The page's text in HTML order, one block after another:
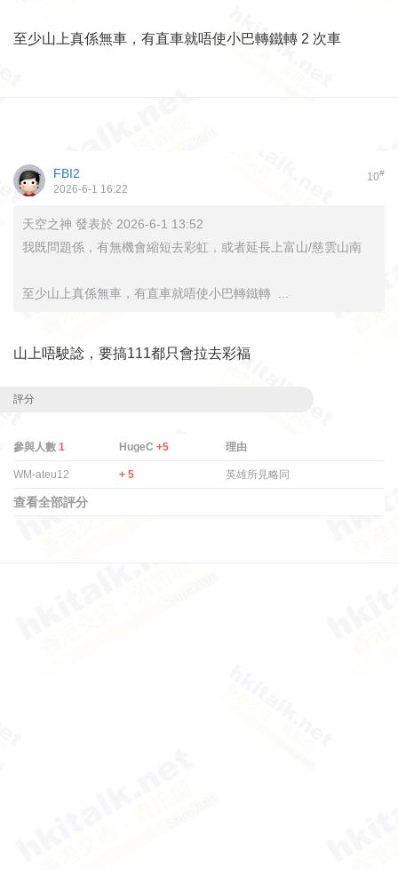
至少山上真係無車，有直車就唔使小巴轉鐵轉 2 次車
10#
FBI2
2026-6-1 16:22
天空之神 發表於 2026-6-1 13:52
我既問題係，有無機會縮短去彩虹，或者延長上富山/慈雲山南
至少山上真係無車，有直車就唔使小巴轉鐵轉 ...
山上唔駛諗，要搞111都只會拉去彩福
評分
參與人數 1 HugeC+5 理由
WM-ateu12 + 5 英雄所見略同
查看全部評分